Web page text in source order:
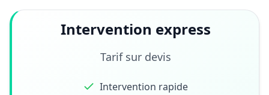
Intervention express
Tarif sur devis
Intervention rapide